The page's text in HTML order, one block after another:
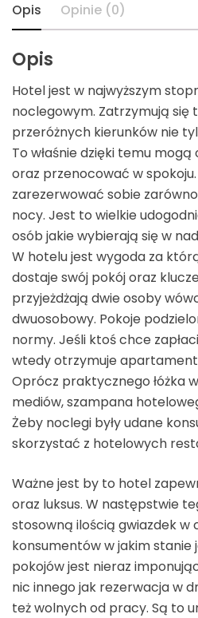
Opis Opinie (0)
Opis
Hotel jest w najwyższym
noclegowym. Zatrzymują się
przeróżnych kierunków nie
To właśnie dzięki temu
oraz przenocować w
zarezerwować sobie
nocy. Jest to wielkie
osób jakie wybierają się w
W hotelu jest wygoda za
dostaje swój pokój oraz
przyjeżdżają dwie osoby
dwuosobowy. Pokoje
normy. Jeśli ktoś chce
wtedy otrzymuje
Oprócz praktycznego łóżka
mediów, szampana
Żeby noclegi były udane
skorzystać z hotelowych
Ważne jest by to hotel
oraz luksus. W następstwie
stosowną ilością gwiazdek w
konsumentów w jakim stanie
pokojów jest nieraz
nic innego jak rezerwacja w
też wolnych od pracy. Są to